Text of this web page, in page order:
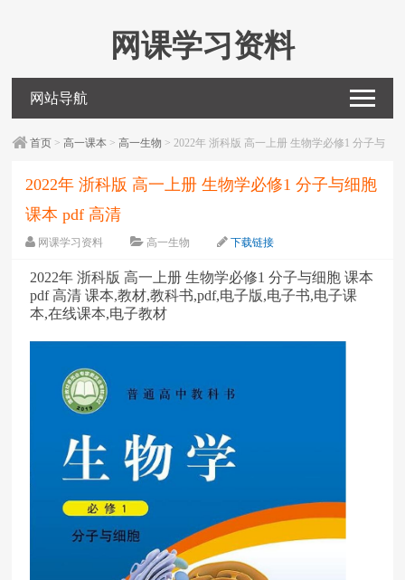
网课学习资料
网站导航
首页 >高一课本 >高一生物 > 2022年 浙科版 高一上册 生物学必修1 分子与
2022年 浙科版 高一上册 生物学必修1 分子与细胞
课本 pdf 高清
网课学习资料 高一生物
下载链接
2022年 浙科版 高一上册 生物学必修1 分子与细胞 课本
pdf 高清 课本,教材,教科书,pdf,电子版,电子书,电子课
本,在线课本,电子教材